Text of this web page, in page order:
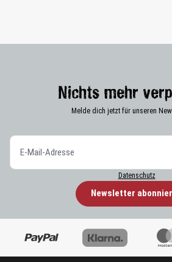
Nichts mehr
Melde dich jetzt für unseren
Datenschutz
Newsletter